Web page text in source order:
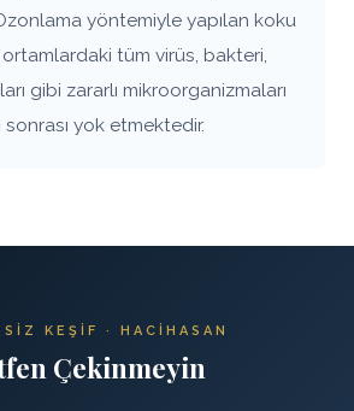
yöntemiyle yapılan koku
tüm virüs, bakteri,
gibi zararlı mikroorganizmaları
yok etmektedir.
KEŞIF · HACIHASAN
Çekinmeyin